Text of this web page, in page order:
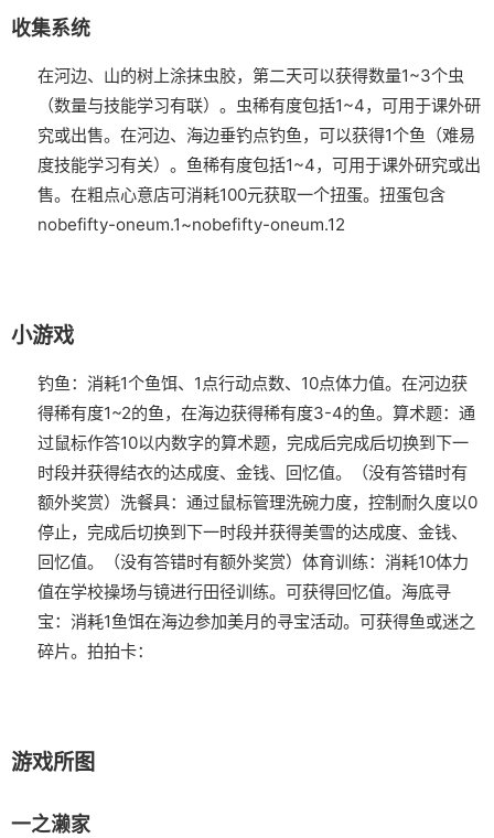
收集系统
在河边、山的树上涂抹虫胶，第二天可以获得数量1~3个虫
（数量与技能学习有联）。虫稀有度包括1~4，可用于课外研
究或出售。 在河边、海边垂钓点钓鱼，可以获得1个鱼（难易
度技能学习有关）。鱼稀有度包括1~4，可用于课外研究或出
售。 在粗点心意店可消耗100元获取一个扭蛋。扭蛋包含
nobefifty-oneum.1~nobefifty-oneum.12
小游戏
钓鱼：消耗1个鱼饵、1点行动点数、10点体力值。在河边获
得稀有度1~2的鱼，在海边获得稀有度3-4的鱼。 算术题：通
过鼠标作答10以内数字的算术题，完成后完成后切换到下一
时段并获得结衣的达成度、金钱、回忆值。（没有答错时有
额外奖赏） 洗餐具：通过鼠标管理洗碗力度，控制耐久度以0
停止，完成后切换到下一时段并获得美雪的达成度、金钱、
回忆值。（没有答错时有额外奖赏） 体育训练：消耗10体力
值在学校操场与镜进行田径训练。可获得回忆值。 海底寻
宝：消耗1鱼饵在海边参加美月的寻宝活动。可获得鱼或迷之
碎片。 拍拍卡：
游戏所图
一之濑家